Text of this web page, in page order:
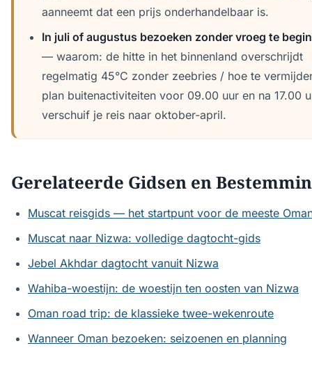
aanneemt dat een prijs onderhandelbaar is.
In juli of augustus bezoeken zonder vroeg te
— waarom: de hitte in het binnenland overschrijdt
regelmatig 45°C zonder zeebries / hoe te
plan buitenactiviteiten voor 09.00 uur en na 17.00
verschuif je reis naar oktober-april.
Gerelateerde Gidsen en
Muscat reisgids — het startpunt voor de meeste
Muscat naar Nizwa: volledige dagtocht-gids
Jebel Akhdar dagtocht vanuit Nizwa
Wahiba-woestijn: de woestijn ten oosten van Nizwa
Oman road trip: de klassieke twee-wekenroute
Wanneer Oman bezoeken: seizoenen en planning